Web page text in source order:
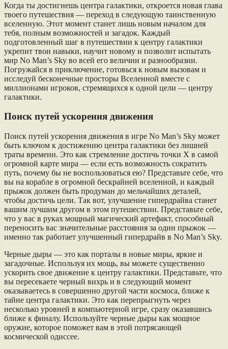
Когда ты достигнешь центра галактики, откроется новая глава
твоего путешествия — переход в следующую таинственную
вселенную. Этот момент станет лишь новым началом для
тебя, полным возможностей и загадок. Каждый
подготовленный шаг в путешествии к центру галактики
укрепит твои навыки, научит новому и позволит испытать
мир No Man’s Sky во всей его величии и разнообразии.
Погружайся в приключение, готовься к новым вызовам и
исследуй бесконечные просторы Вселенной вместе с
миллионами игроков, стремящихся к одной цели — центру
галактики.
Поиск путей ускорения движения
Поиск путей ускорения движения в игре No Man’s Sky может
быть ключом к достижению центра галактики без лишней
траты времени. Это как стремление достичь точки X в самой
огромной карте мира — если есть возможность сократить
путь, почему бы не воспользоваться ею? Представьте себе, что
вы на корабле в огромной бескрайней вселенной, и каждый
прыжок должен быть продуман до мельчайших деталей,
чтобы достичь цели. Так вот, улучшение гипердрайва станет
вашим лучшим другом в этом путешествии. Представьте себе,
что у вас в руках мощный магический артефакт, способный
переносить вас значительные расстояния за один прыжок —
именно так работает улучшенный гипердрайв в No Man’s Sky.
Черные дыры — это как порталы в новые миры, яркие и
загадочные. Используя их мощь, вы можете существенно
ускорить свое движение к центру галактики. Представьте, что
вы пересекаете черный вихрь и в следующий момент
оказываетесь в совершенно другой части космоса, ближе к
тайне центра галактики. Это как перепрыгнуть через
несколько уровней в компьютерной игре, сразу оказавшись
ближе к финалу. Используйте черные дыры как мощное
оружие, которое поможет вам в этой потрясающей
космической одиссее.